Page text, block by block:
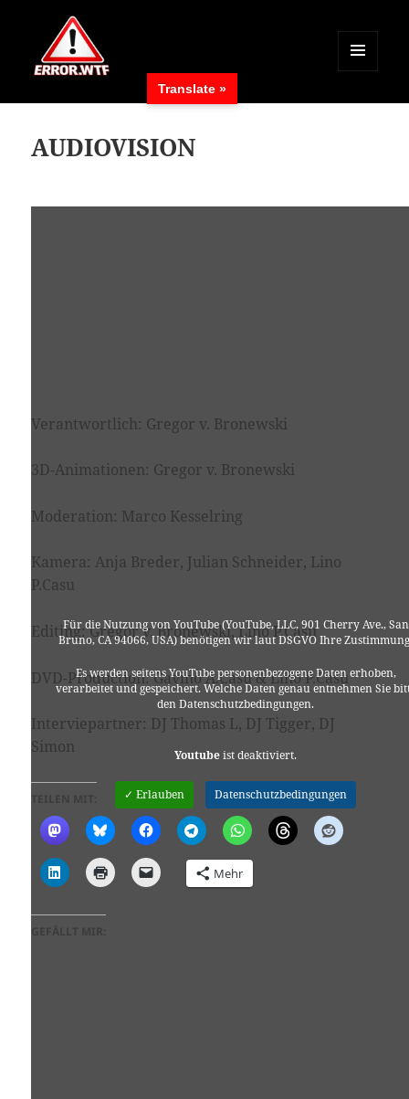
MENÜ
WIDGETS
AUDIOVISION
Für die Nutzung von YouTube (YouTube, LLC, 901 Cherry Ave., San
Bruno, CA 94066, USA) benötigen wir laut DSGVO Ihre
Es werden seitens YouTube personenbezogene Daten erhoben,
verarbeitet und gespeichert. Welche Daten genau entnehmen Sie
den Datenschutzbedingungen.
Youtubeist deaktiviert.
✓ Erlauben Datenschutzbedingungen
Verantwortlich: Gregor v. Bronewski
3D-Animationen: Gregor v. Bronewski
Moderation: Marco Kesselring
Kamera: Anja Breder, Julian Schneider, Lino
P.Casu
Editing: Gregor v. Bronewski, Lino P.Casu
DVD-Production: Gavino A.Casu & Lino P.Casu
Interviepartner: DJ Thomas L, DJ Tigger, DJ
Simon
Mehr
Translate »